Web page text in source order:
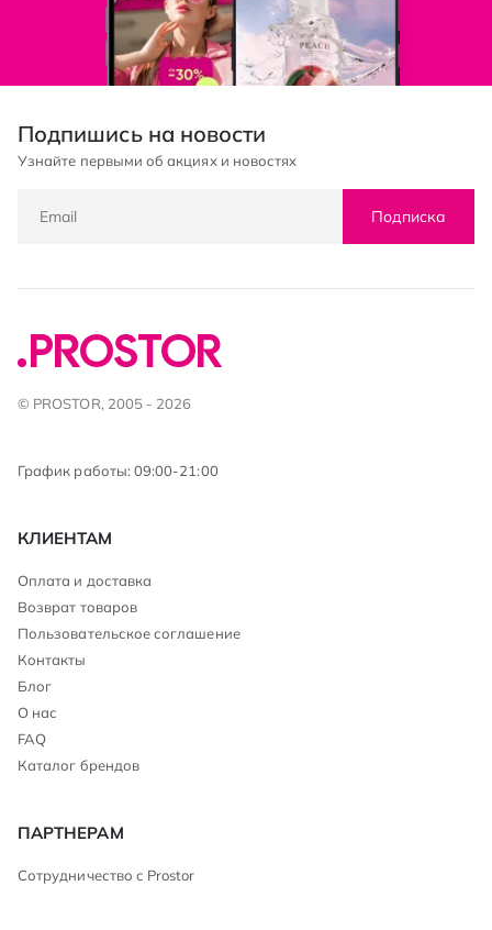
Подпишись на новости
Узнайте первыми об акциях и новостях
Подписка
© PROSTOR, 2005 - 2026
График работы: 09:00-21:00
КЛИЕНТАМ
Оплата и доставка
Возврат товаров
Пользовательское соглашение
Контакты
Блог
О нас
FAQ
Каталог брендов
ПАРТНЕРАМ
Сотрудничество с Prostor